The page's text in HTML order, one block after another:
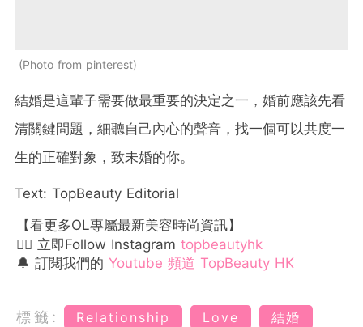
Photo from pinterest
結婚是這輩子需要做最重要的決定之一，婚前應該先看
清關鍵問題，細聽自己內心的聲音，找一個可以共度一
生的正確對象，致未婚的你。
Text: TopBeauty Editorial
【看更多OL專屬最新美容時尚資訊】
👉🏻 立即Follow Instagram topbeautyhk
🔔 訂閱我們的 Youtube 頻道 TopBeauty HK
標籤: Relationship Love
結婚